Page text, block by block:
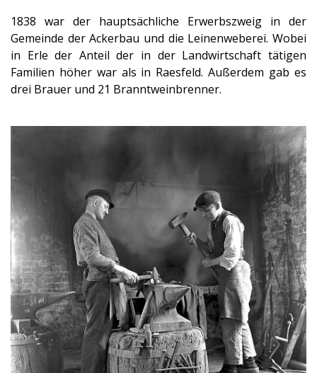
1838 war der hauptsächliche Erwerbszweig in der
Gemeinde der Ackerbau und die Leinenweberei. Wobei
in Erle der Anteil der in der Landwirtschaft tätigen
Familien höher war als in Raesfeld. Außerdem gab es
drei Brauer und 21 Branntweinbrenner.